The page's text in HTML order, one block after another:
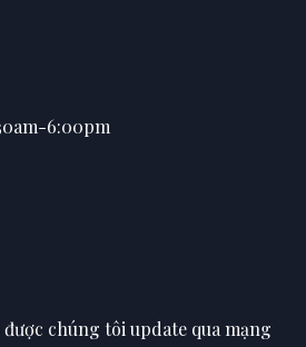
6:00pm
chúng tôi update qua mạng